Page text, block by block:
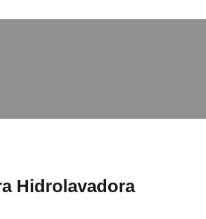
Hidrolavadora